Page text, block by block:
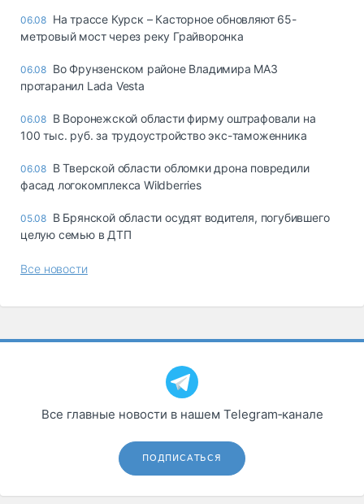
06.08 На трассе Курск – Касторное обновляют 65-
метровый мост через реку Грайворонка
06.08 Во Фрунзенском районе Владимира МАЗ
протаранил Lada Vesta
06.08 В Воронежской области фирму оштрафовали на
100 тыс. руб. за трудоустройство экс-таможенника
06.08 В Тверской области обломки дрона повредили
фасад логокомплекса Wildberries
05.08 В Брянской области осудят водителя, погубившего
целую семью в ДТП
Все новости
Все главные новости в нашем Telegram‑канале
ПОДПИСАТЬСЯ